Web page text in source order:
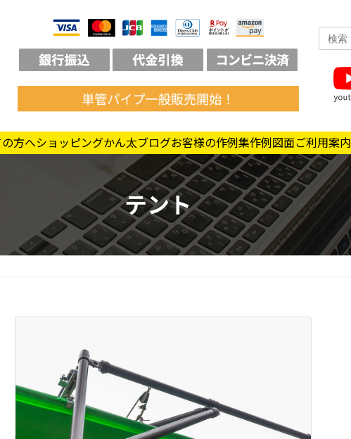
方へショッピングかん太ブログお客様の作例集作例図面ご利用案内
テント